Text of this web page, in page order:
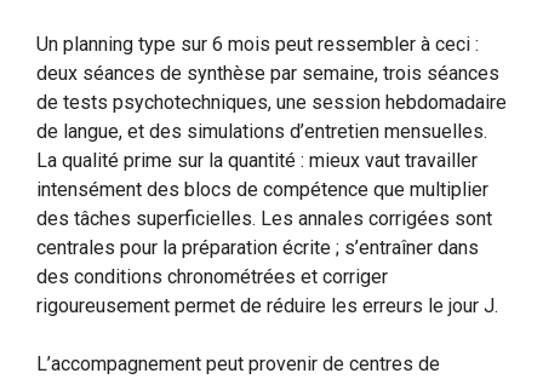
Un planning type sur 6 mois peut ressembler à ceci :
deux séances de synthèse par semaine, trois séances
de tests psychotechniques, une session hebdomadaire
de langue, et des simulations d’entretien mensuelles.
La qualité prime sur la quantité : mieux vaut travailler
intensément des blocs de compétence que multiplier
des tâches superficielles. Les annales corrigées sont
centrales pour la préparation écrite ; s’entraîner dans
des conditions chronométrées et corriger
rigoureusement permet de réduire les erreurs le jour J.
L’accompagnement peut provenir de centres de